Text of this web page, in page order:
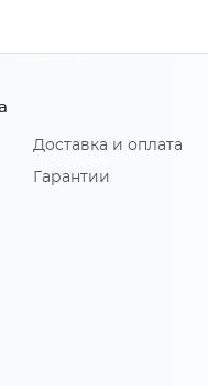
Доставка и оплата
Гарантии